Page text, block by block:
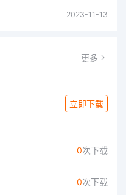
2023-11-13
更多
立即下载
0次下载
0次下载